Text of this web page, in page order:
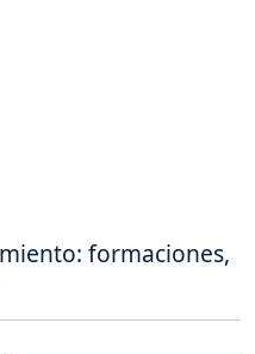
formaciones,